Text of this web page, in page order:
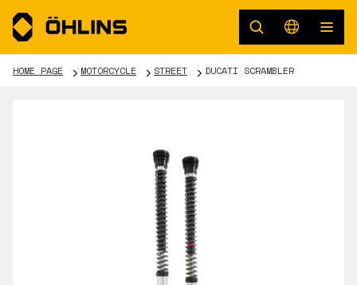
HOME PAGE MOTORCYCLE STREET DUCATI SCRAMBLER